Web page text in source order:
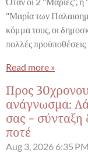
"Μαρία των
κόμμα τους, οι
πολλές
Read more »
Προς
ανάγνωσμα:
σας - σύνταξη
ποτέ
Aug 3, 2026 6:35 PM